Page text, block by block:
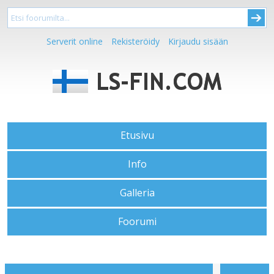
Serverit online Rekisteröidy Kirjaudu sisään
Etusivu
Info
Galleria
Foorumi